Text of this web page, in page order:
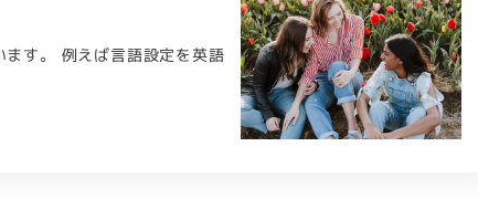
す。 例えば言語設定を英語